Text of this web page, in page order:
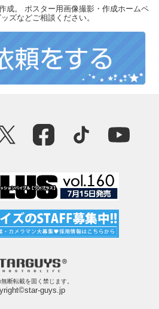
成。 ポスター用画像撮影・作成ホームペ
ズなどご相談ください。
断転載を固く禁じます。
guys.jp